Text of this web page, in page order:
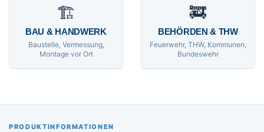
🏗
BAU & HANDWERK
Baustelle, Vermessung,
Montage vor Ort
🚒
BEHÖRDEN & THW
Feuerwehr, THW, Kommunen,
Bundeswehr
PRODUKTINFORMATIONEN